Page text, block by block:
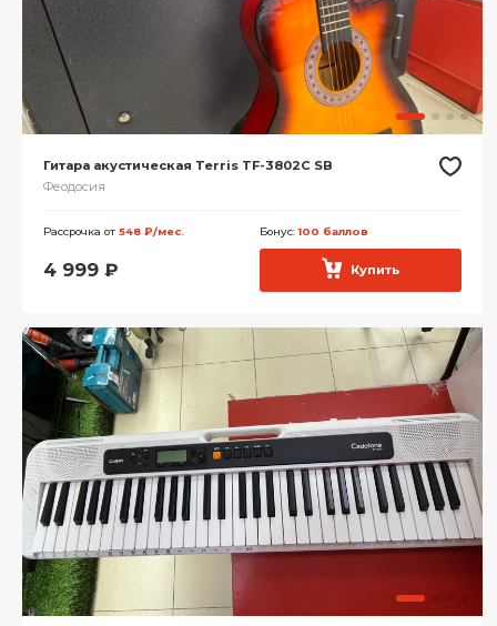
Гитара акустическая Terris TF-3802C SB
Феодосия
Рассрочка от 548 ₽/мес. Бонус:100 баллов
4 999 ₽ Купить